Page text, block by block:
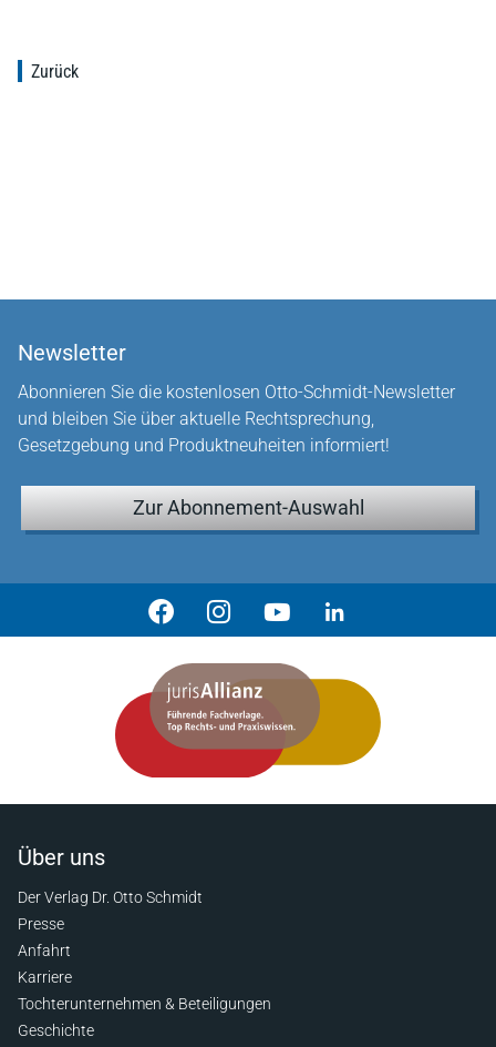
Zurück
Newsletter
Abonnieren Sie die kostenlosen Otto-Schmidt-Newsletter
und bleiben Sie über aktuelle Rechtsprechung,
Gesetzgebung und Produktneuheiten informiert!
Zur Abonnement-Auswahl
Über uns
Der Verlag Dr. Otto Schmidt
Presse
Anfahrt
Karriere
Tochterunternehmen & Beteiligungen
Geschichte